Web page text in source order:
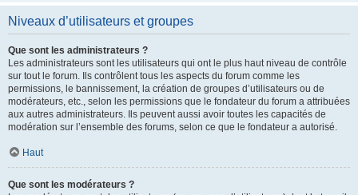
Niveaux d’utilisateurs et groupes
Que sont les administrateurs ?
Les administrateurs sont les utilisateurs qui ont le plus haut niveau de contrôle
sur tout le forum. Ils contrôlent tous les aspects du forum comme les
permissions, le bannissement, la création de groupes d’utilisateurs ou de
modérateurs, etc., selon les permissions que le fondateur du forum a attribuées
aux autres administrateurs. Ils peuvent aussi avoir toutes les capacités de
modération sur l’ensemble des forums, selon ce que le fondateur a autorisé.
Haut
Que sont les modérateurs ?